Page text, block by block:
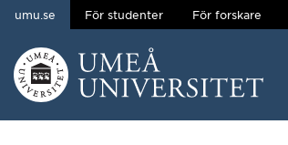
Hoppa direkt till innehållet
umu.se För studenter För forskare